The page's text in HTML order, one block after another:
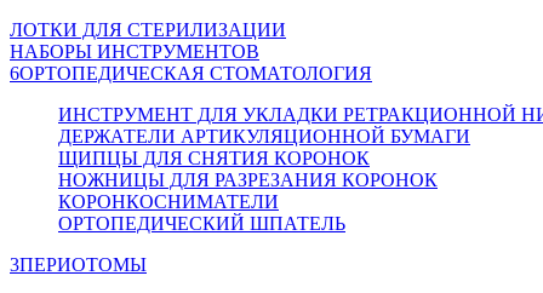
ЛОТКИ ДЛЯ СТЕРИЛИЗАЦИИ
НАБОРЫ ИНСТРУМЕНТОВ
6ОРТОПЕДИЧЕСКАЯ СТОМАТОЛОГИЯ
ИНСТРУМЕНТ ДЛЯ УКЛАДКИ РЕТРАКЦИОННОЙ
ДЕРЖАТЕЛИ АРТИКУЛЯЦИОННОЙ БУМАГИ
ЩИПЦЫ ДЛЯ СНЯТИЯ КОРОНОК
НОЖНИЦЫ ДЛЯ РАЗРЕЗАНИЯ КОРОНОК
КОРОНКОСНИМАТЕЛИ
ОРТОПЕДИЧЕСКИЙ ШПАТЕЛЬ
3ПЕРИОТОМЫ